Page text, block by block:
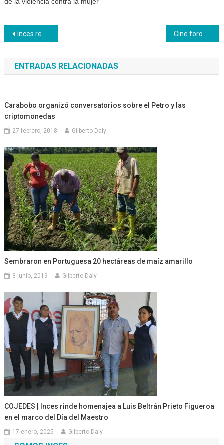
Navegación
de
entradas
Inces repara mesas – sillas de escuelas técnicas de Barquisimeto
ENTRADAS RELACIONADAS
Carabobo organizó conversatorios sobre el Petro y las
criptomonedas
27 febrero, 2018 Gilberto Daly
Sembraron en Portuguesa 20 hectáreas de maíz amarillo
3 junio, 2019 Gilberto Daly
COJEDES | Inces rinde homenajea a Luis Beltrán Prieto Figueroa
en el marco del Día del Maestro
17 enero, 2025 Gilberto Daly